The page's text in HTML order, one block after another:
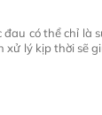
có thể chỉ là
lý kịp thời sẽ